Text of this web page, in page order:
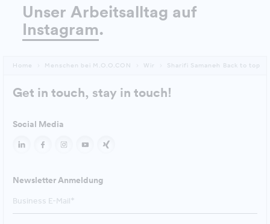
Unser Arbeitsalltag auf
Instagram.
Home Menschen bei M.O.O.CON Wir Sharifi Samaneh Back to top
Get in touch, stay in touch!
Social Media
Newsletter Anmeldung